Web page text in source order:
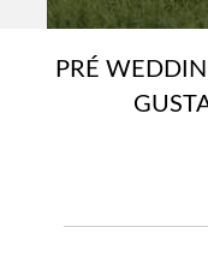
PRÉ